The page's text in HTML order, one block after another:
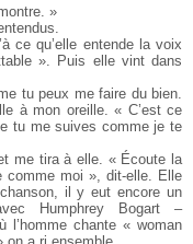
»
ce qu’elle entende la voix
». Puis elle vint dans
tu peux me faire du bien.
à mon oreille. « C’est ce
tu me suives comme je te
me tira à elle. « Écoute la
comme moi », dit-elle. Elle
il y eut encore un
Humphrey Bogart –
l’homme chante « woman